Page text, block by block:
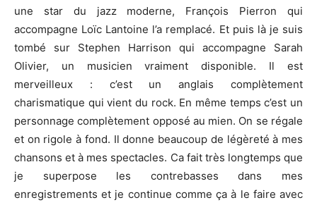
une star du jazz moderne, François Pierron qui
accompagne Loïc Lantoine l’a remplacé. Et puis là je suis
tombé sur Stephen Harrison qui accompagne Sarah
Olivier, un musicien vraiment disponible. Il est
merveilleux : c’est un anglais complètement
charismatique qui vient du rock. En même temps c’est un
personnage complètement opposé au mien. On se régale
et on rigole à fond. Il donne beaucoup de légèreté à mes
chansons et à mes spectacles. Ca fait très longtemps que
je superpose les contrebasses dans mes
enregistrements et je continue comme ça à le faire avec